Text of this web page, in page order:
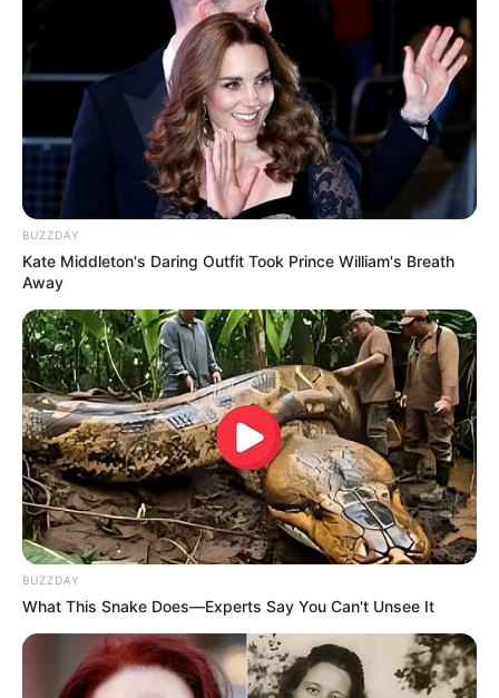
Ambyar! 10 Kalimat Baper
Pakai Bahasa Jawa Ini Bikin
Galau Abis
Fail! 10 Potret Makanan Gagal
Dimasak yang Bikin Kamu
Nggak Selera
BUZZDAY
Kate Middleton's Daring Outfit Took Prince William's Breath
Away
BUZZDAY
What This Snake Does—Experts Say You Can't Unsee It